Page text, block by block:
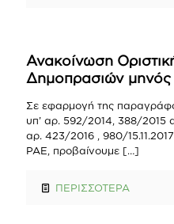
Ανακοίνωση
Δημοπρασιών
Σε εφαρμογή της
υπ’ αρ. 592/2014, 388/2015
αρ. 423/2016 , 980/
ΡΑΕ, προβαίνουμε […]
ΠΕΡΙΣΣΟΤΕΡΑ